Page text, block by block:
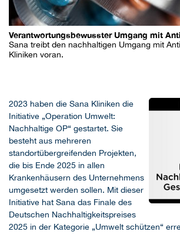
Verantwortungsbewusster Umgang mit
Sana treibt den nachhaltigen Umgang mit
Kliniken voran.
2023 haben die Sana Kliniken die
Initiative „Operation Umwelt:
Nachhaltige OP“ gestartet. Sie
besteht aus mehreren
standortübergreifenden Projekten,
die bis Ende 2025 in allen
Krankenhäusern des Unternehmens
umgesetzt werden sollen. Mit dieser
Initiative hat Sana das Finale des
Deutschen Nachhaltigkeitspreises
2025 in der Kategorie „Umwelt schützen“